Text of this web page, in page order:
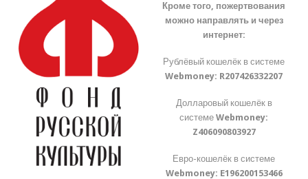
Кроме того, пожертвования
можно направлять и через
интернет:
Рублёвый кошелёк в системе
Webmoney: R207426332207
Долларовый кошелёк в
системеWebmoney:
Z406090803927
Евро-кошелёк в системе
Webmoney: E196200153466